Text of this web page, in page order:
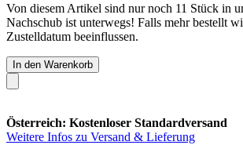
Von diesem Artikel sind nur noch 11 Stück in
Nachschub ist unterwegs! Falls mehr bestellt
Zustelldatum beeinflussen.
In den Warenkorb
Österreich: Kostenloser Standardversand
Weitere Infos zu Versand & Lieferung